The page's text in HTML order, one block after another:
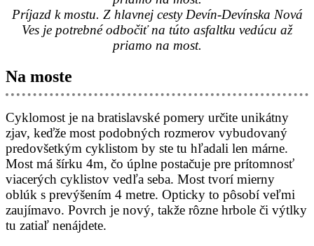
Príjazd k mostu. Z hlavnej cesty Devín-Devínska Nová
Ves je potrebné odbočiť na túto asfaltku vedúcu až
priamo na most.
Na moste
Cyklomost je na bratislavské pomery určite unikátny
zjav, keďže most podobných rozmerov vybudovaný
predovšetkým cyklistom by ste tu hľadali len márne.
Most má šírku 4m, čo úplne postačuje pre prítomnosť
viacerých cyklistov vedľa seba. Most tvorí mierny
oblúk s prevýšením 4 metre. Opticky to pôsobí veľmi
zaujímavo. Povrch je nový, takže rôzne hrbole či výtlky
tu zatiaľ nenájdete.